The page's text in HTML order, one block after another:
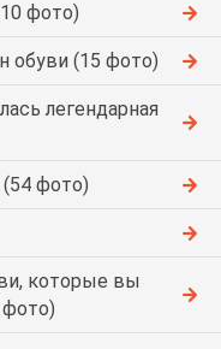
фото)
обуви (15 фото)
легендарная
фото)
которые вы